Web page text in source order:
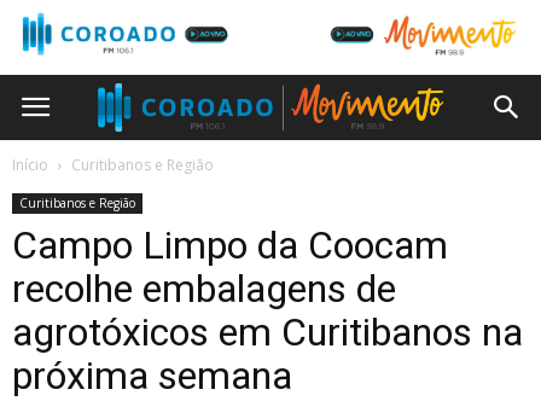
Início Curitibanos e Região
Curitibanos e Região
Campo Limpo da Coocam
recolhe embalagens de
agrotóxicos em Curitibanos na
próxima semana